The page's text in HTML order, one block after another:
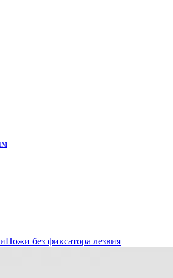
Ножи без фиксатора лезвия